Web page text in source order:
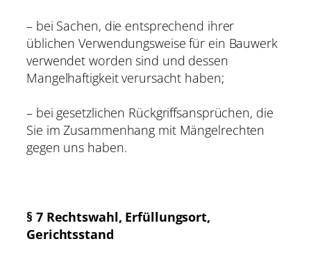
– bei Sachen, die entsprechend ihrer
üblichen Verwendungsweise für ein Bauwerk
verwendet worden sind und dessen
Mangelhaftigkeit verursacht haben;
– bei gesetzlichen Rückgriffsansprüchen, die
Sie im Zusammenhang mit Mängelrechten
gegen uns haben.
§ 7 Rechtswahl, Erfüllungsort,
Gerichtsstand